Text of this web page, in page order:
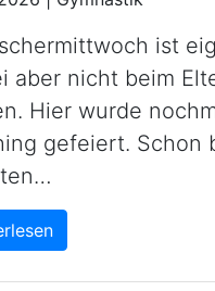
ist
aber nicht beim
Hier wurde
gefeiert. Schon